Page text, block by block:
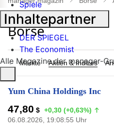
Märkte Aktien & Indizes
Yum China Holdings Inc
47,80 $ +0,30 (+0,63%)
06.08.2026, 19:08:55 Uhr
Spiele
Inhaltepartner
DER SPIEGEL
The Economist
Alle Magazine der manager-